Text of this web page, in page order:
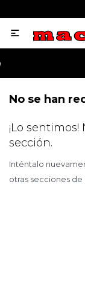

No se han
¡Lo
sección.
Inténtalo
otras secciones